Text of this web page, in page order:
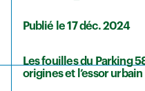
Publié le 17 déc. 2024
Les fouilles du Parking
origines et l’essor